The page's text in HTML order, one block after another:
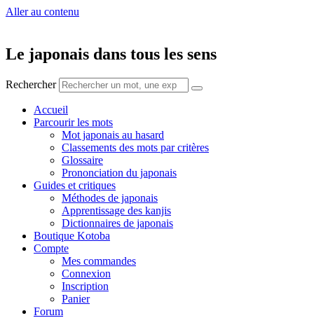
Aller au contenu
Le japonais dans tous les sens
Rechercher
Accueil
Parcourir les mots
Mot japonais au hasard
Classements des mots par critères
Glossaire
Prononciation du japonais
Guides et critiques
Méthodes de japonais
Apprentissage des kanjis
Dictionnaires de japonais
Boutique Kotoba
Compte
Mes commandes
Connexion
Inscription
Panier
Forum